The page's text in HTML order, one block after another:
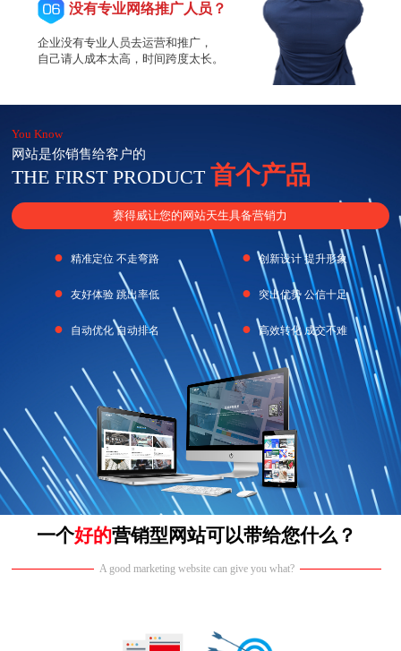
没有专业网络推广人员？
企业没有专业人员去运营和推广，
自己请人成本太高，时间跨度太长。
You Know
网站是你销售给客户的
THE FIRST PRODUCT 首个产品
赛得威让您的网站天生具备营销力
● 精准定位 不走弯路 ● 创新设计 提升形象
● 友好体验 跳出率低 ● 突出优势 公信十足
● 自动优化 自动排名 ● 高效转化 成交不难
一个好的营销型网站可以带给您什么？
A good marketing website can give you what?